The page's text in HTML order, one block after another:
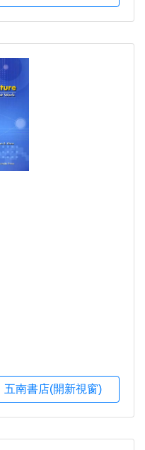
五南書店(開新視窗)